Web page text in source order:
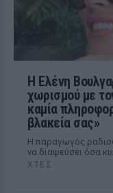
Η Ελένη
χωρισμού με
καμία
βλακεία σας»
Η παραγωγός
να διαψεύσει όσα
ΧΤΕΣ